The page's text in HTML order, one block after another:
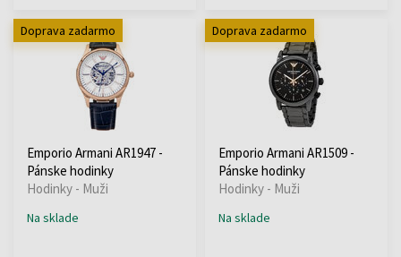
Doprava zadarmo
Emporio Armani AR1947 -
Pánske hodinky
Hodinky - Muži
Na sklade
Doprava zadarmo
Emporio Armani AR1509 -
Pánske hodinky
Hodinky - Muži
Na sklade